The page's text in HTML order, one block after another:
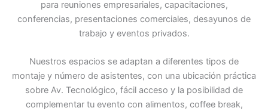
para reuniones empresariales, capacitaciones,
conferencias, presentaciones comerciales, desayunos de
trabajo y eventos privados.
Nuestros espacios se adaptan a diferentes tipos de
montaje y número de asistentes, con una ubicación práctica
sobre Av. Tecnológico, fácil acceso y la posibilidad de
complementar tu evento con alimentos, coffee break,